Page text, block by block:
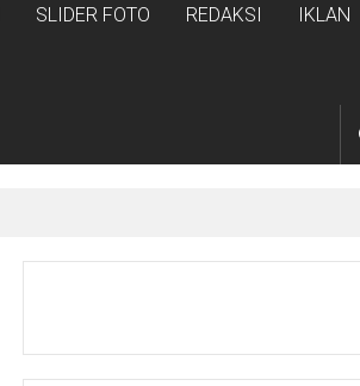
SLIDER FOTO REDAKSI IKLAN